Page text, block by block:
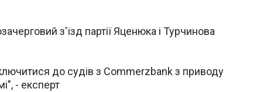
з'їзд партії Яценюка і Турчинова
до судів з Commerzbank з приводу
- експерт